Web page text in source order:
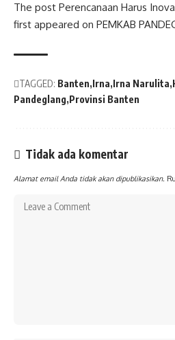
The post Perencanaan Harus
first appeared on PEMKAB
TAGGED: Banten Irna Irna Narulita
Pandeglang Provinsi Banten
Tidak ada komentar
Alamat email Anda tidak akan dipublikasikan.